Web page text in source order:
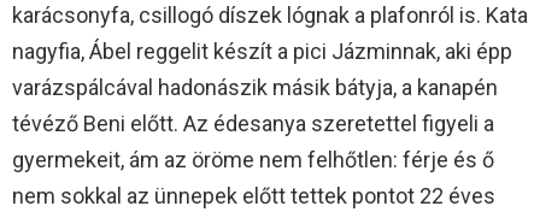
karácsonyfa, csillogó díszek lógnak a plafonról is. Kata
nagyfia, Ábel reggelit készít a pici Jázminnak, aki épp
varázspálcával hadonászik másik bátyja, a kanapén
tévéző Beni előtt. Az édesanya szeretettel figyeli a
gyermekeit, ám az öröme nem felhőtlen: férje és ő
nem sokkal az ünnepek előtt tettek pontot 22 éves